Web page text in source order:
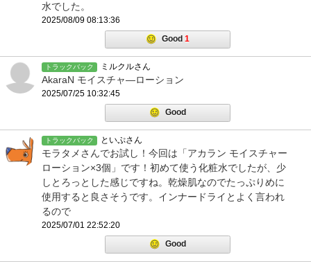
水でした。
2025/08/09 08:13:36
Good 1
トラックバック ミルクルさん
AkaraN モイスチャ―ローション
2025/07/25 10:32:45
Good
トラックバック といぷさん
モラタメさんでお試し！今回は「アカラン モイスチャー
ローション×3個」です！初めて使う化粧水でしたが、少
しとろっとした感じですね。乾燥肌なのでたっぷりめに
使用すると良さそうです。インナードライとよく言われ
るので
2025/07/01 22:52:20
Good